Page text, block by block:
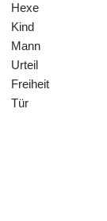
Hexe
Kind
Mann
Urteil
Freiheit
Tür